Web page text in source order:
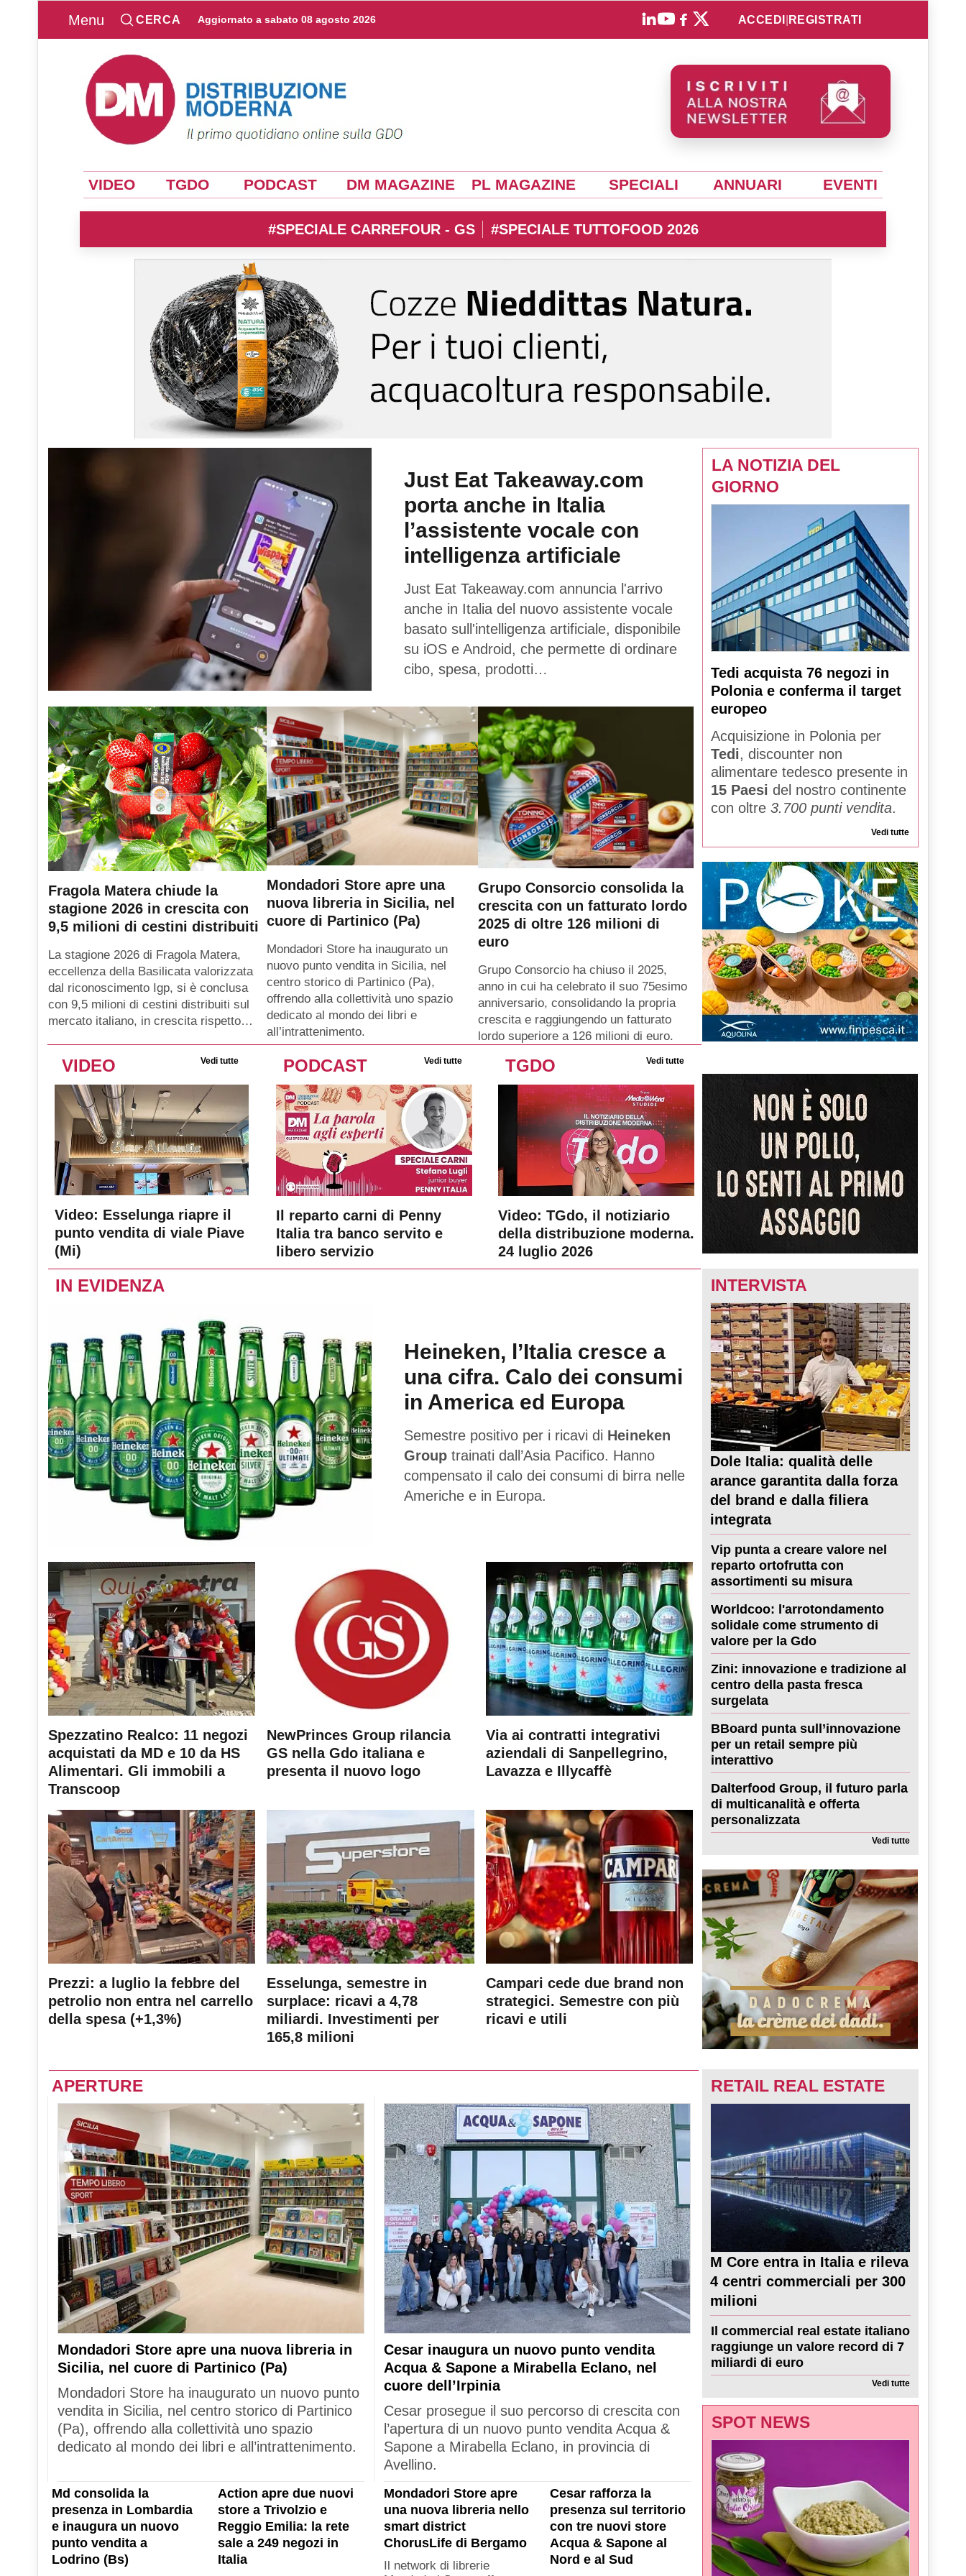
Menu CERCA Aggiornato a sabato 08 agosto 2026 ACCEDI REGISTRATI
VIDEO TGDO PODCAST DM MAGAZINE PL MAGAZINE SPECIALI ANNUARI EVENTI
#SPECIALE CARREFOUR - GS #SPECIALE TUTTOFOOD 2026
Just Eat Takeaway.com
porta anche in Italia
l’assistente vocale con
intelligenza artificiale
Just Eat Takeaway.com annuncia l'arrivo
anche in Italia del nuovo assistente vocale
basato sull'intelligenza artificiale, disponibile
su iOS e Android, che permette di ordinare
cibo, spesa, prodotti…
Fragola Matera chiude la
stagione 2026 in crescita con
9,5 milioni di cestini distribuiti
La stagione 2026 di Fragola Matera,
eccellenza della Basilicata valorizzata
dal riconoscimento Igp, si è conclusa
con 9,5 milioni di cestini distribuiti sul
mercato italiano, in crescita rispetto…
Mondadori Store apre una
nuova libreria in Sicilia, nel
cuore di Partinico (Pa)
Mondadori Store ha inaugurato un
nuovo punto vendita in Sicilia, nel
centro storico di Partinico (Pa),
offrendo alla collettività uno spazio
dedicato al mondo dei libri e
all’intrattenimento.
Grupo Consorcio consolida la
crescita con un fatturato lordo
2025 di oltre 126 milioni di
euro
Grupo Consorcio ha chiuso il 2025,
anno in cui ha celebrato il suo 75esimo
anniversario, consolidando la propria
crescita e raggiungendo un fatturato
lordo superiore a 126 milioni di euro.
LA NOTIZIA DEL
GIORNO
Tedi acquista 76 negozi in
Polonia e conferma il target
europeo
Acquisizione in Polonia per
Tedi, discounter non
alimentare tedesco presente in
15 Paesi del nostro continente
con oltre 3.700 punti vendita.
Vedi tutte
VIDEO Vedi tutte
Video: Esselunga riapre il
punto vendita di viale Piave
(Mi)
PODCAST Vedi tutte
Il reparto carni di Penny
Italia tra banco servito e
libero servizio
TGDO Vedi tutte
Video: TGdo, il notiziario
della distribuzione moderna.
24 luglio 2026
IN EVIDENZA
Heineken, l’Italia cresce a
una cifra. Calo dei consumi
in America ed Europa
Semestre positivo per i ricavi di Heineken
Group trainati dall’Asia Pacifico. Hanno
compensato il calo dei consumi di birra nelle
Americhe e in Europa.
Spezzatino Realco: 11 negozi
acquistati da MD e 10 da HS
Alimentari. Gli immobili a
Transcoop
NewPrinces Group rilancia
GS nella Gdo italiana e
presenta il nuovo logo
Via ai contratti integrativi
aziendali di Sanpellegrino,
Lavazza e Illycaffè
Prezzi: a luglio la febbre del
petrolio non entra nel carrello
della spesa (+1,3%)
Esselunga, semestre in
surplace: ricavi a 4,78
miliardi. Investimenti per
165,8 milioni
Campari cede due brand non
strategici. Semestre con più
ricavi e utili
INTERVISTA
Dole Italia: qualità delle
arance garantita dalla forza
del brand e dalla filiera
integrata
Vip punta a creare valore nel
reparto ortofrutta con
assortimenti su misura
Worldcoo: l'arrotondamento
solidale come strumento di
valore per la Gdo
Zini: innovazione e tradizione al
centro della pasta fresca
surgelata
BBoard punta sull’innovazione
per un retail sempre più
interattivo
Dalterfood Group, il futuro parla
di multicanalità e offerta
personalizzata
Vedi tutte
APERTURE
Mondadori Store apre una nuova libreria in
Sicilia, nel cuore di Partinico (Pa)
Mondadori Store ha inaugurato un nuovo punto
vendita in Sicilia, nel centro storico di Partinico
(Pa), offrendo alla collettività uno spazio
dedicato al mondo dei libri e all’intrattenimento.
Cesar inaugura un nuovo punto vendita
Acqua & Sapone a Mirabella Eclano, nel
cuore dell’Irpinia
Cesar prosegue il suo percorso di crescita con
l’apertura di un nuovo punto vendita Acqua &
Sapone a Mirabella Eclano, in provincia di
Avellino.
Md consolida la
presenza in Lombardia
e inaugura un nuovo
punto vendita a
Lodrino (Bs)
Action apre due nuovi
store a Trivolzio e
Reggio Emilia: la rete
sale a 249 negozi in
Italia
Mondadori Store apre
una nuova libreria nello
smart district
ChorusLife di Bergamo
Il network di librerie
Cesar rafforza la
presenza sul territorio
con tre nuovi store
Acqua & Sapone al
Nord e al Sud
RETAIL REAL ESTATE
M Core entra in Italia e rileva
4 centri commerciali per 300
milioni
Il commercial real estate italiano
raggiunge un valore record di 7
miliardi di euro
Vedi tutte
SPOT NEWS